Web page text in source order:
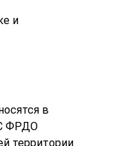
и
в
ФРДО
территории